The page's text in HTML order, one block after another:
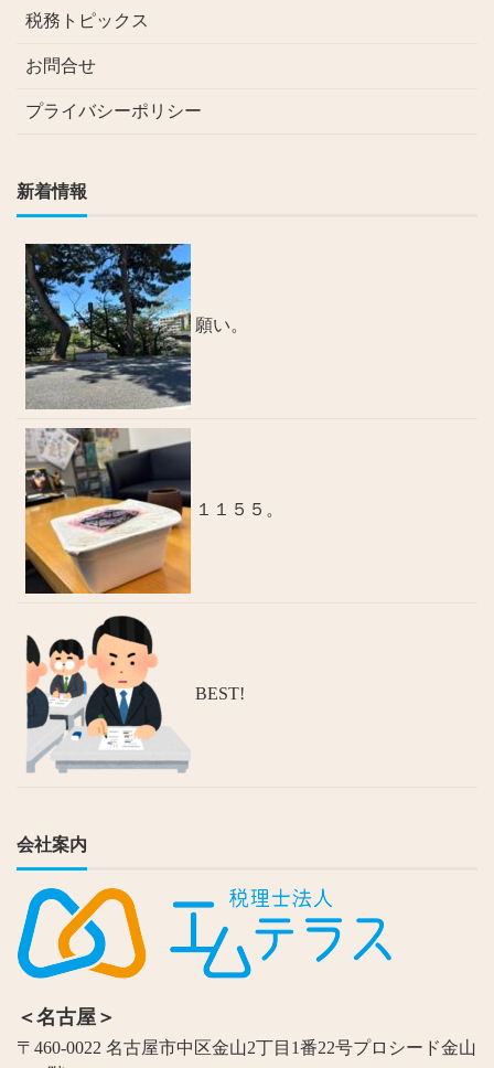
税務トピックス
お問合せ
プライバシーポリシー
新着情報
願い。
１１５５。
BEST!
会社案内
＜名古屋＞
〒460-0022 名古屋市中区金山2丁目1番22号プロシード金山